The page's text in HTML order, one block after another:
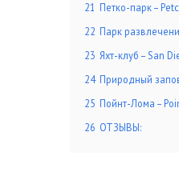
21 Петко-парк –
22 Парк
23 Яхт-клуб – San
24 Природный
25 Пойнт-Лома –
26 ОТЗЫВЫ: